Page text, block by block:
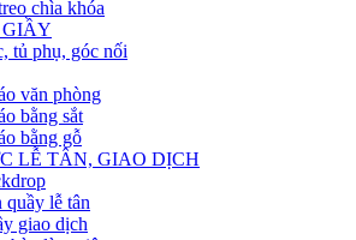
chìa khóa
tủ phụ, góc nối
văn phòng
bằng sắt
bằng gỗ
LỄ TÂN, GIAO DỊCH
quầy lễ tân
giao dịch